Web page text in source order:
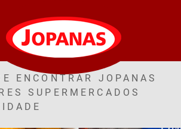
ENCONTRAR JOPANAS
SUPERMERCADOS